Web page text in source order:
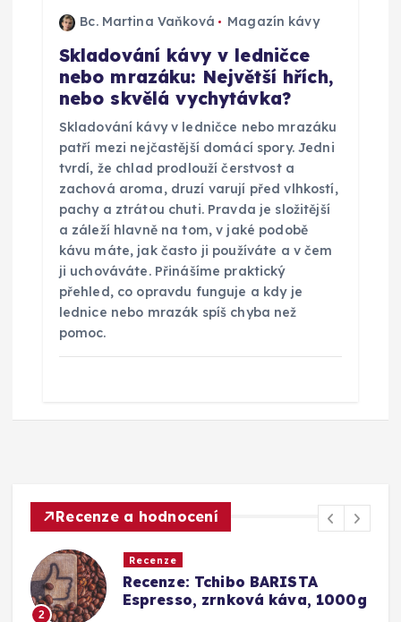
Bc. Martina Vaňková Magazín kávy
Skladování kávy v ledničce
nebo mrazáku: Největší hřích,
nebo skvělá vychytávka?
Skladování kávy v ledničce nebo mrazáku
patří mezi nejčastější domácí spory. Jedni
tvrdí, že chlad prodlouží čerstvost a
zachová aroma, druzí varují před vlhkostí,
pachy a ztrátou chuti. Pravda je složitější
a záleží hlavně na tom, v jaké podobě
kávu máte, jak často ji používáte a v čem
ji uchováváte. Přinášíme praktický
přehled, co opravdu funguje a kdy je
lednice nebo mrazák spíš chyba než
pomoc.
Recenze a hodnocení
1000g
Srovnání a recenze: Tchibo
Barista Caffè Crema vs.